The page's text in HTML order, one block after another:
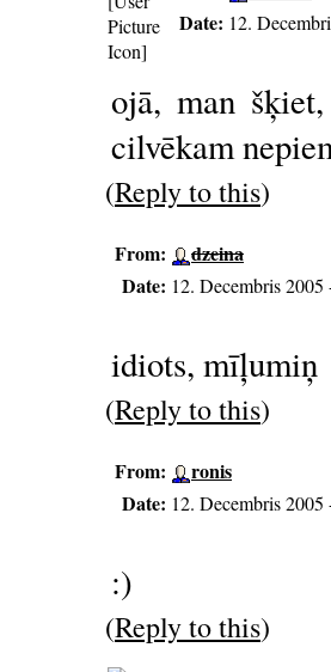
Date: 12.
ojā, man
cilvēkam
(Reply to this)
From:
dzeina
Date: 12. Decembris 2005
idiots, mīļumiņ
(Reply to this)
From:
ronis
Date: 12. Decembris 2005
:)
(Reply to this)